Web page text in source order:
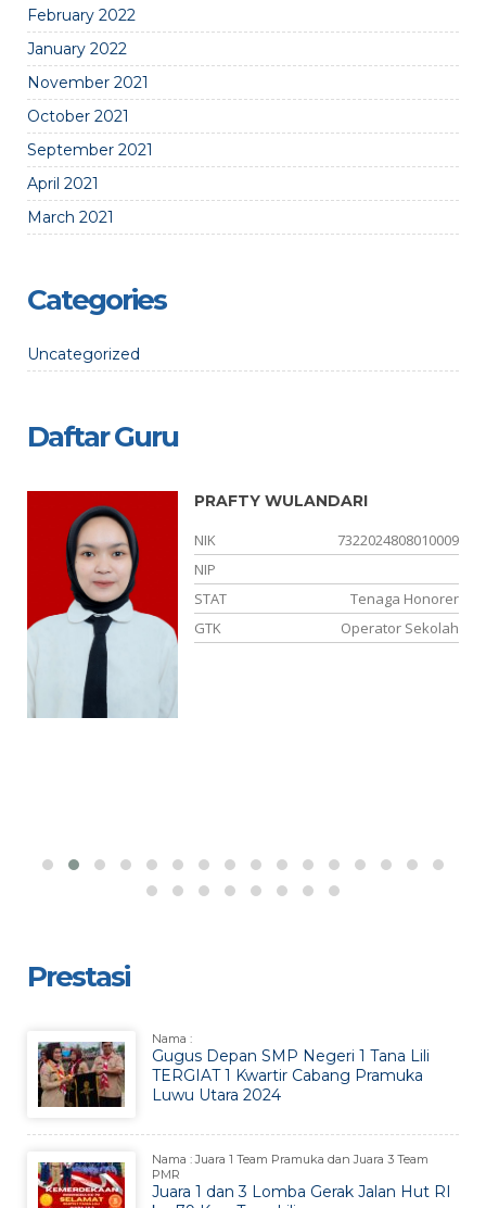
February 2022
January 2022
November 2021
October 2021
September 2021
April 2021
March 2021
Categories
Uncategorized
Daftar Guru
PRAFTY WULANDARI
NIK
7322024808010009
NIP
STAT
Tenaga Honorer
GTK
Operator Sekolah
Prestasi
Nama :
Gugus Depan SMP Negeri 1 Tana Lili
TERGIAT 1 Kwartir Cabang Pramuka
Luwu Utara 2024
Nama : Juara 1 Team Pramuka dan Juara 3 Team
PMR
Juara 1 dan 3 Lomba Gerak Jalan Hut RI